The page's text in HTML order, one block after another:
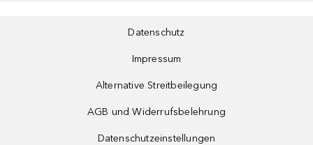
Datenschutz
Impressum
Alternative Streitbeilegung
AGB und Widerrufsbelehrung
Datenschutzeinstellungen